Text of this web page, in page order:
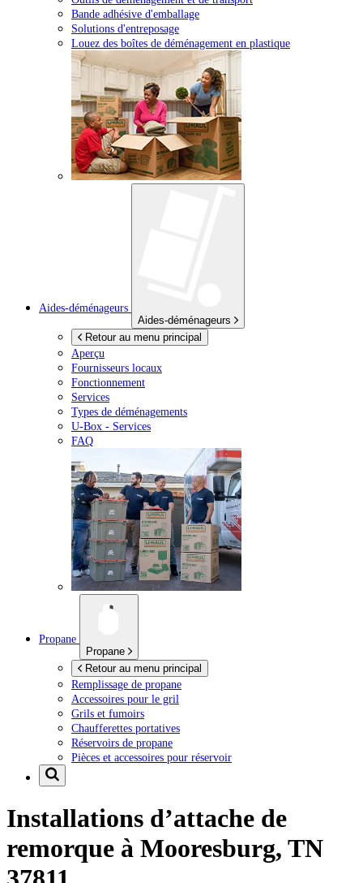
Bande adhésive d'emballage
Solutions d'entreposage
Louez des boîtes de déménagement en plastique
Aides-déménageurs
Aides-déménageurs
Retour au menu principal
Aperçu
Fournisseurs locaux
Fonctionnement
Services
Types de déménagements
U-Box - Services
FAQ
Propane
Propane
Retour au menu principal
Remplissage de propane
Accessoires pour le gril
Grils et fumoirs
Chaufferettes portatives
Réservoirs de propane
Pièces et accessoires pour réservoir
Installations d’attache de
remorque à Mooresburg, TN